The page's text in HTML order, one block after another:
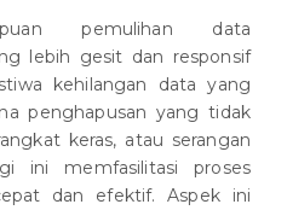
pemulihan data
lebih gesit dan responsif
kehilangan data yang
penghapusan yang tidak
keras, atau serangan
ini memfasilitasi proses
dan efektif. Aspek ini